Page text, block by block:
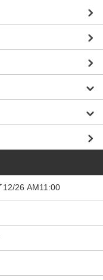
12/26 AM11:00